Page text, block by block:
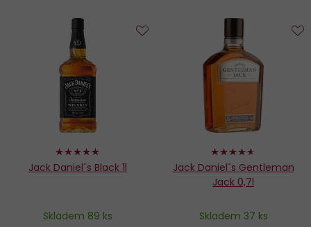
98%
Jack Daniel´s Black 1l
Skladem 89 ks
oblíbených
92%
Jack Daniel´s Gentleman
Jack 0,7l
Skladem 37 ks